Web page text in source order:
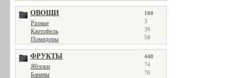
ОВОЩИ 100
Разные 3
Картофель 39
Помидоры 58
ФРУКТЫ 448
Яблоки 74
Бананы 76